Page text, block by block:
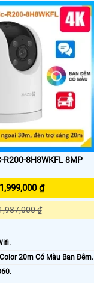
R200-8H8WKFL 8MP
₫
₫
20m Có Màu Ban Ðêm.